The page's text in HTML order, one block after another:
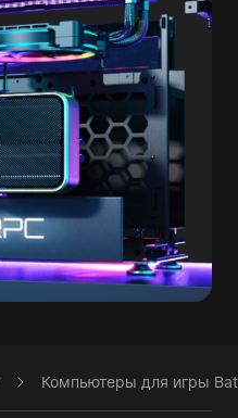
Компьютеры для игры